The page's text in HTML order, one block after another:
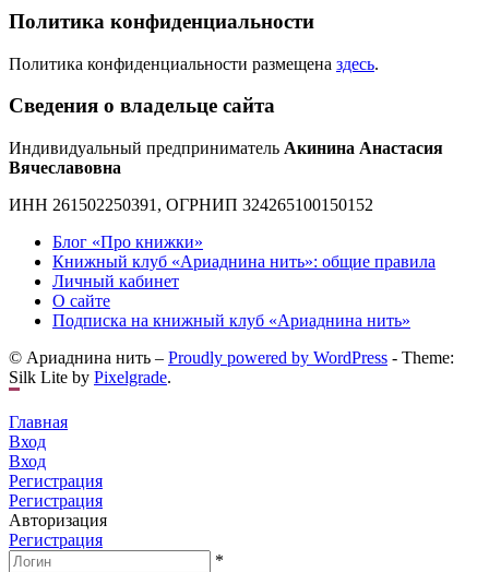
Политика конфиденциальности
Политика конфиденциальности размещена здесь.
Сведения о владельце сайта
Индивидуальный предприниматель Акинина Анастасия
Вячеславовна
ИНН 261502250391, ОГРНИП 324265100150152
Блог «Про книжки»
Книжный клуб «Ариаднина нить»: общие правила
Личный кабинет
О сайте
Подписка на книжный клуб «Ариаднина нить»
© Ариаднина нить – Proudly powered by WordPress - Theme:
Silk Lite by Pixelgrade.
Главная
Вход
Вход
Регистрация
Регистрация
Авторизация
Регистрация
*